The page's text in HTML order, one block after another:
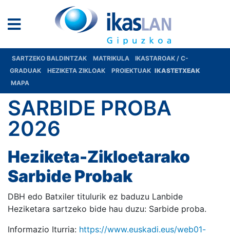
SARTZEKO BALDINTZAK MATRIKULA
IKASTAROAK / C-
GRADUAK
HEZIKETA ZIKLOAK PROIEKTUAK IKASTETXEAK
MAPA
SARBIDE PROBA
2026
Heziketa-Zikloetarako
Sarbide Probak
DBH edo Batxiler titulurik ez baduzu Lanbide
Heziketara sartzeko bide hau duzu: Sarbide proba.
Informazio Iturria: https://www.euskadi.eus/web01-